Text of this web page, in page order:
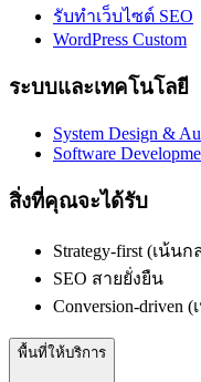
รับทำเว็บไซต์ SEO
WordPress Custom
ระบบและเทคโนโลยี
System Design &
Software
สิ่งที่คุณจะได้รับ
Strategy-first (เน้น
SEO สายยั่งยืน
Conversion-driven
พื้นที่ให้บริการ